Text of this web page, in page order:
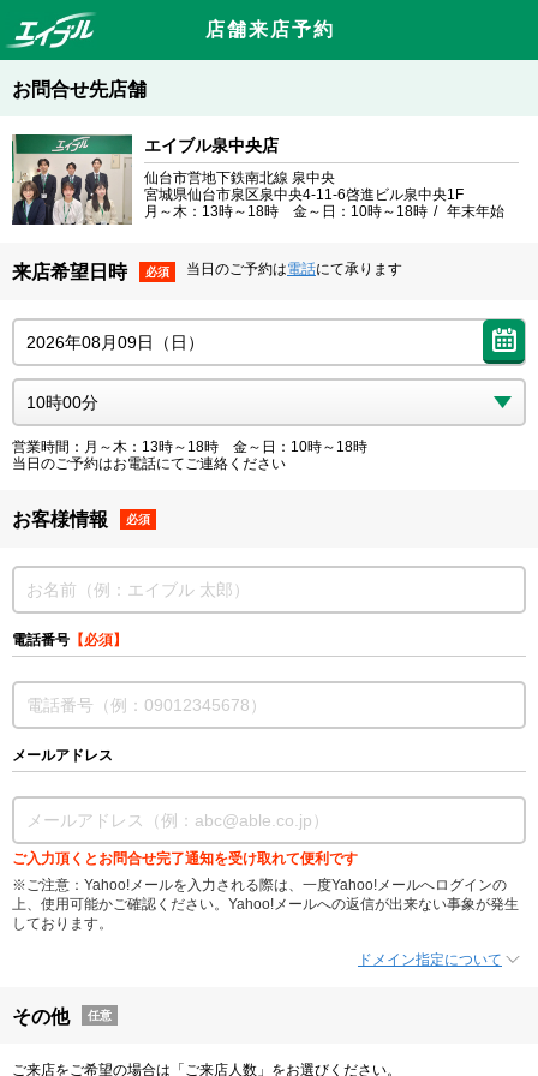
店舗来店予約
お問合せ先店舗
エイブル泉中央店
仙台市営地下鉄南北線 泉中央
宮城県仙台市泉区泉中央4-11-6啓進ビル泉中央1F
月～木：13時～18時 金～日：10時～18時
年末年始
来店希望日時 必須 当日のご予約は電話にて承ります
営業時間：月～木：13時～18時 金～日：10時～18時
当日のご予約はお電話にてご連絡ください
お客様情報 必須
電話番号 【必須】
メールアドレス
ご入力頂くとお問合せ完了通知を受け取れて便利です
※ご注意：Yahoo!メールを入力される際は、一度Yahoo!メールへログインの
上、使用可能かご確認ください。Yahoo!メールへの返信が出来ない事象が発生
しております。
ドメイン指定について
その他 任意
ご来店をご希望の場合は「ご来店人数」をお選びください。